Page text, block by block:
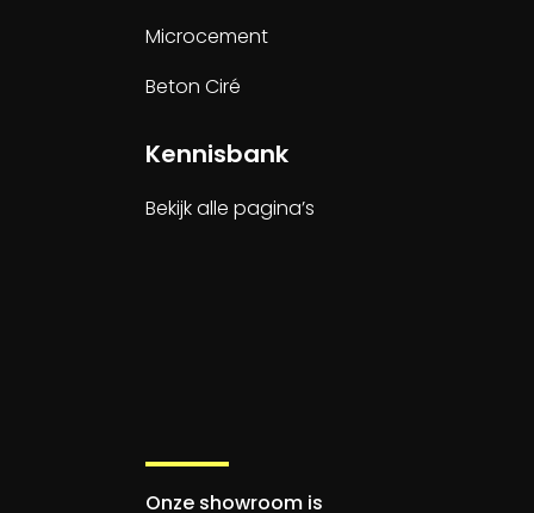
Microcement
Beton Ciré
Kennisbank
Bekijk alle pagina’s
Onze showroom is